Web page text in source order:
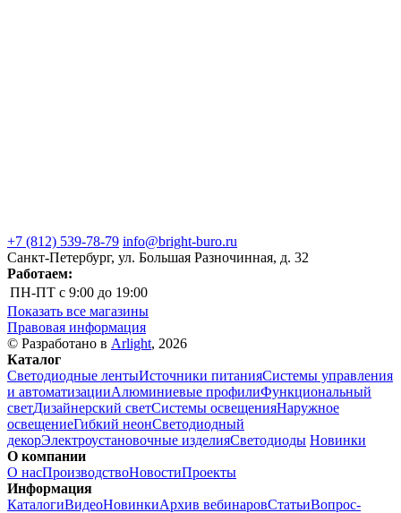
+7 (812) 539-78-79 info@bright-buro.ru
Санкт-Петербург, ул. Большая Разночинная, д. 32
Работаем:
ПН-ПТ с 9:00 до 19:00
Показать все магазины
Правовая информация
© Разработано в Arlight, 2026
Каталог
Светодиодные лентыИсточники питанияСистемы управления
и автоматизацииАлюминиевые профилиФункциональный
светДизайнерский светСистемы освещенияНаружное
освещениеГибкий неонСветодиодный
декорЭлектроустановочные изделияСветодиоды Новинки
О компании
О насПроизводствоНовостиПроекты
Информация
КаталогиВидеоНовинкиАрхив вебинаровСтатьиВопрос-